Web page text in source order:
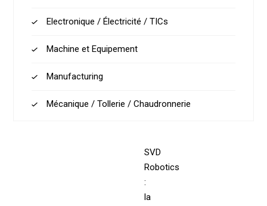
Electronique / Électricité / TICs
Machine et Equipement
Manufacturing
Mécanique / Tollerie / Chaudronnerie
SVD
Robotics
:
la